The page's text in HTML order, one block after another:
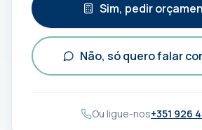
Sim, pedir
Não, só quero falar
Ou ligue-nos+351 926